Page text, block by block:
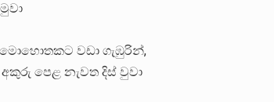
වඩා ගැඹුරින්,
පෙළ නැවත දිස් වුවා